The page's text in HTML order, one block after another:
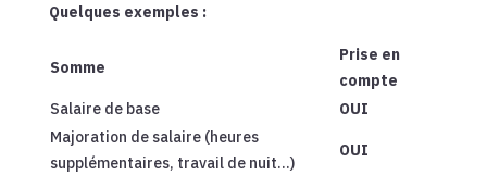
Quelques exemples :
Somme
Prise en
compte
Salaire de base
OUI
Majoration de salaire (heures
supplémentaires, travail de nuit…)
OUI